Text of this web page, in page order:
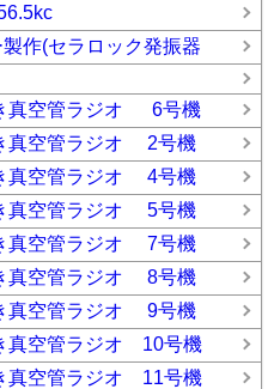
作(セラロック発振器
真空管ラジオ 6号機
真空管ラジオ 2号機
真空管ラジオ 4号機
真空管ラジオ 5号機
真空管ラジオ 7号機
真空管ラジオ 8号機
真空管ラジオ 9号機
真空管ラジオ 10号機
真空管ラジオ 11号機